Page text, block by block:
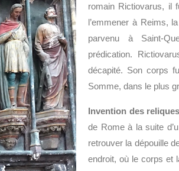
romain Rictiovarus, il
l’emmener à Reims,
parvenu à Saint-
prédication.
décapité. Son corps
Somme, dans le plus
Invention des
de Rome à la suite
retrouver la dépouille
endroit, où le corps et